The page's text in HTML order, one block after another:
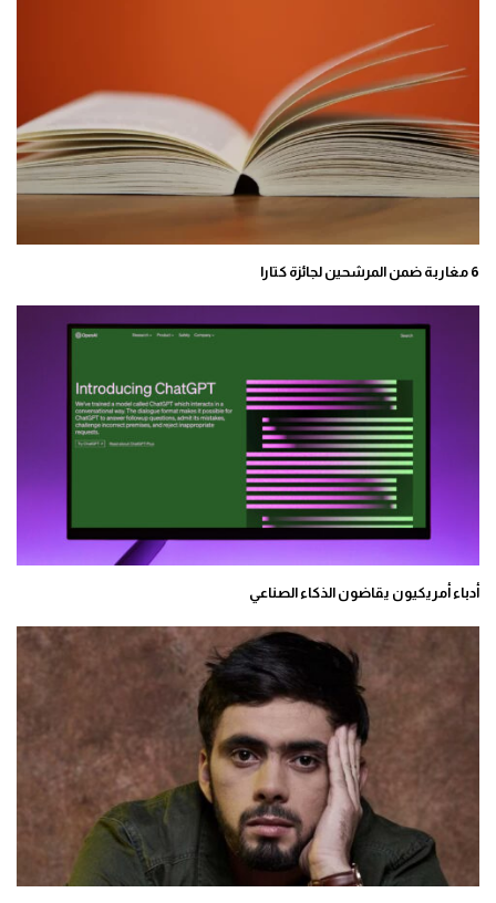
6 مغاربة ضمن المرشحين لجائزة كتارا
أدباء أمريكيون يقاضون الذكاء الصناعي